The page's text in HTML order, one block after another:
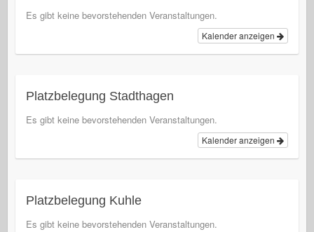
Es gibt keine bevorstehenden Veranstaltungen.
Kalender anzeigen
Platzbelegung Stadthagen
Es gibt keine bevorstehenden Veranstaltungen.
Kalender anzeigen
Platzbelegung Kuhle
Es gibt keine bevorstehenden Veranstaltungen.